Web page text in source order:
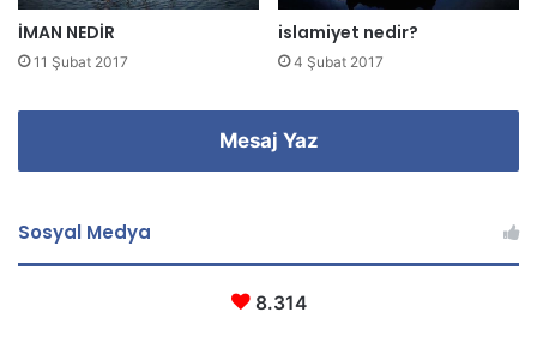
İMAN NEDİR
11 Şubat 2017
islamiyet nedir?
4 Şubat 2017
Mesaj Yaz
Sosyal Medya
8.314